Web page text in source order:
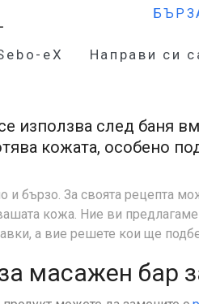
eX Направи си
за
използва след баня
кожата, особено
и бързо. За своята рецепта
кожа. Ние ви
а вие решете кои ще
масажен бар